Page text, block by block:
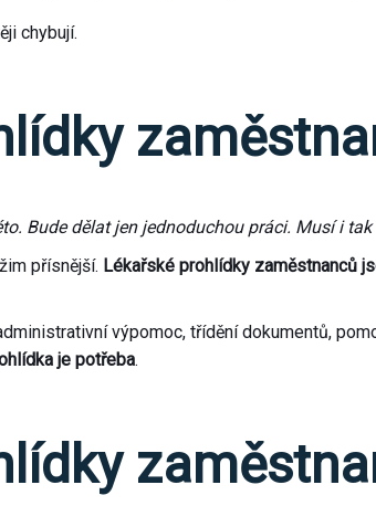
chybují.
Bude dělat jen jednoduchou práci. Musí i
přísnější. Lékařské prohlídky zaměstnanců
výpomoc, třídění dokumentů,
je potřeba.